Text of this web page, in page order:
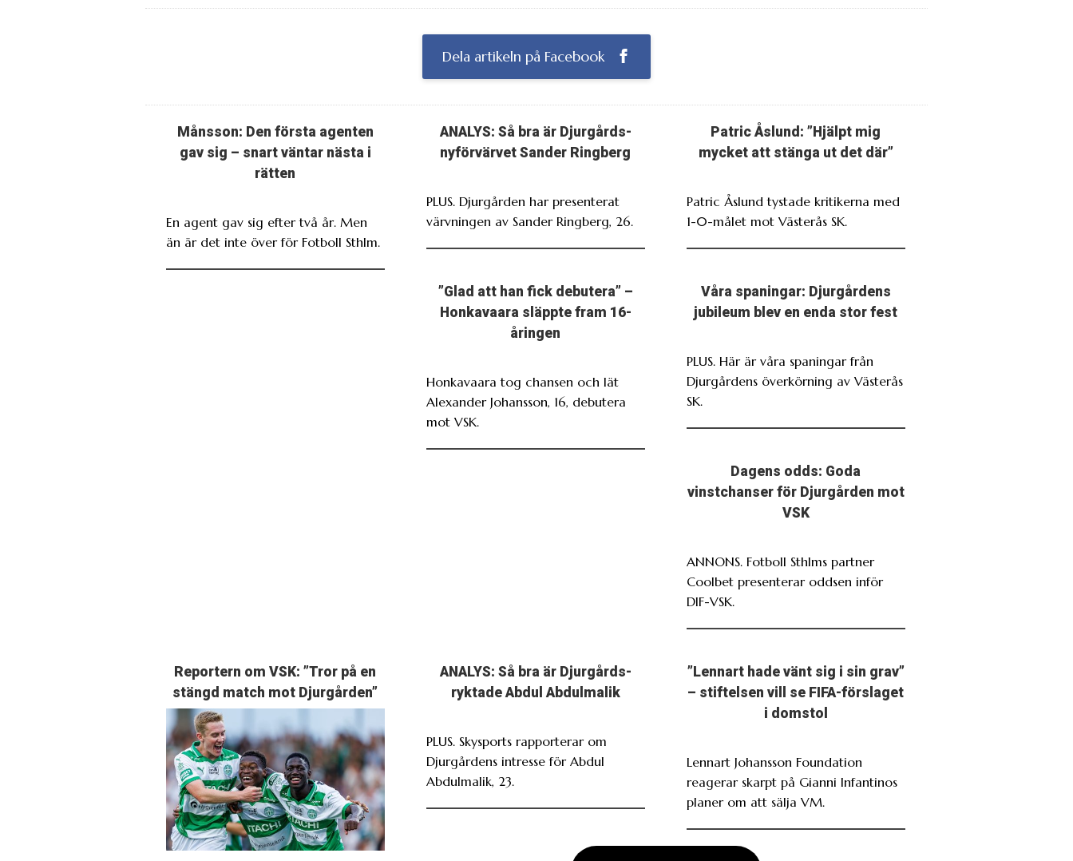
Dela artikeln på Facebook
Månsson: Den första agenten
gav sig – snart väntar nästa i
rätten
En agent gav sig efter två år. Men
än är det inte över för Fotboll Sthlm.
ANALYS: Så bra är Djurgårds-
nyförvärvet Sander Ringberg
PLUS. Djurgården har presenterat
värvningen av Sander Ringberg, 26.
Patric Åslund: ”Hjälpt mig
mycket att stänga ut det där”
Patric Åslund tystade kritikerna med
1-0-målet mot Västerås SK.
”Glad att han fick debutera” –
Honkavaara släppte fram 16-
åringen
Honkavaara tog chansen och lät
Alexander Johansson, 16, debutera
mot VSK.
Våra spaningar: Djurgårdens
jubileum blev en enda stor fest
PLUS. Här är våra spaningar från
Djurgårdens överkörning av Västerås
SK.
Dagens odds: Goda
vinstchanser för Djurgården mot
VSK
ANNONS. Fotboll Sthlms partner
Coolbet presenterar oddsen inför
DIF-VSK.
Reportern om VSK: ”Tror på en
stängd match mot Djurgården”
ANALYS: Så bra är Djurgårds-
ryktade Abdul Abdulmalik
PLUS. Skysports rapporterar om
Djurgårdens intresse för Abdul
Abdulmalik, 23.
”Lennart hade vänt sig i sin grav”
– stiftelsen vill se FIFA-förslaget
i domstol
Lennart Johansson Foundation
reagerar skarpt på Gianni Infantinos
planer om att sälja VM.